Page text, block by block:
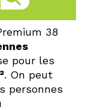
38
pour les
. On peut
personnes